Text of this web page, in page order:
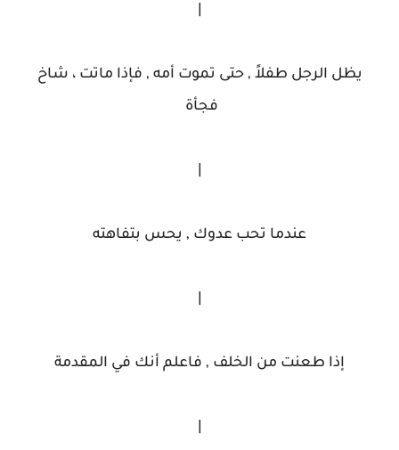
يظل الرجل طفلاً , حتى تموت أمه , فإذا ماتت ، شاخ
فجأة
عندما تحب عدوك , يحس بتفاهته
إذا طعنت من الخلف , فاعلم أنك في المقدمة